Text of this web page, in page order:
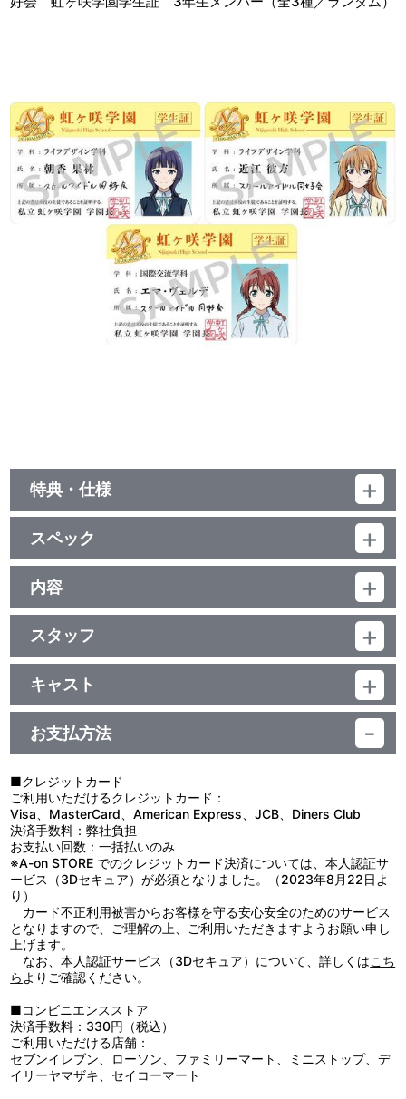
特典・仕様
特典
■録り下ろしオリジナルソングCD7
■スマホアプリ「ラブライブ！スクールアイドルフェスティバル
ALL STARS」スクスタで利用できるシリアルコード
■ブックレット（8P）
映像特典
■ラブライブ！虹ヶ咲学園スクールアイドル同好会 2nd Live!
Brand New Story 昼公演 Part3
（2020年9月12日、東京ガーデンシアターにて開催されたライブの
映像を3パートに分けて収録）
キャラクターデザイン横田拓己描き下ろし三方背ケース
スペック
品番：BCXA-1596
ジャンル：TVアニメ
（本編48分＋特典72分）／ﾘﾆｱPCM(ｽﾃﾚｵ)／AVC／BD50G／
16:9<1080p High Definition>・一部16:9<1080i High Definition>
／英語字幕付(ON･OFF可能)／カラー／確120分／7巻
内容
制作年度：2020年
【2話収録】
■第12話「花ひらく想い」
「私だけの侑ちゃんでいて」という歩夢の言葉。しかし翌日、い
つも通りに振舞う歩夢に侑は戸惑いを感じる。一方、東雲学院と藤
黄学園の参加も正式に決まり、生徒たちの協力のもと、順調にフェ
スの準備が進んでいた。歩夢も応援してくれるファンのみんなを前
に嬉しくなるものの、素直に喜べないでいた。気持ちの整理がつか
う。
■第13話「みんなの夢を叶える場所（スクールアイドルフェスティ
バル）」
スクールアイドル同好会での活動を経て見つけた、初めての夢
――。音楽。そのために音楽科へ転科したいという気持ちをみんな
に伝えた侑。同好会の一同も侑の想いを応援する気持ちはひとつ
だ。スクールアイドルフェスティバルのようなすごいことがうまく
いけば、自分も夢への一歩を自信を持って踏み出せるかもしれない
――そう侑は思う。そしてやってきたフェス当日。ライブステージ
がお台場の至る所に設置され、みんなのカウントダウンの掛け声と
共に、スクールアイドルとファンたちを巻き込んだお祭りがついに
始まった。各所で盛り上がる中、街中に響きわたる歌声を聞きなが
ら空を見上げる侑。しかしその時、侑の頬に一滴の雨粒が落ちてく
スタッフ
原作：矢立 肇／原案：公野櫻子／監督：河村智之／シリーズ構成：
田中 仁／オリジナルキャラクターデザイン：KLabGames／キャラ
クターデザイン：横田拓己／デザインワークス：めばち／美術監
督：西倉 力／セットデザイン：片岡一巳／色彩設計：赤間三佐子／
撮影監督：杉山大樹／CGディレクター：飯沼佑樹／編集：小口理
菜／音響監督：長崎行男／音楽：遠藤ナオキ／音楽制作：ランティ
製作：プロジェクトラブライブ！虹ヶ咲学園スクールアイドル同好
会
キャスト
高咲 侑：矢野妃菜喜／上原歩夢：大西亜玖璃／中須かすみ：相良茉
優／桜坂しずく：前田佳織里／朝香果林：久保田未夢／宮下 愛：村
上奈津実／近江彼方：鬼頭明里／優木せつ菜：楠木ともり／エマ・
お支払方法
■クレジットカード
ご利用いただけるクレジットカード：
Visa、MasterCard、American Express、JCB、Diners Club
決済手数料：弊社負担
お支払い回数：一括払いのみ
※A-on STORE でのクレジットカード決済については、本人認証サ
ービス（3Dセキュア）が必須となりました。（2023年8月22日よ
り）
カード不正利用被害からお客様を守る安心安全のためのサービス
となりますので、ご理解の上、ご利用いただきますようお願い申し
上げます。
なお、本人認証サービス（3Dセキュア）について、詳しくはこち
ら よりご確認ください。
■コンビニエンスストア
決済手数料：330円（税込）
ご利用いただける店舗：
セブンイレブン、ローソン、ファミリーマート、ミニストップ、デ
イリーヤマザキ、セイコーマート